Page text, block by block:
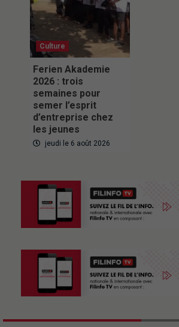
Culture
Ferien Akademie
2026 : trois
semaines pour
semer l’esprit
d’entreprise chez
les jeunes
jeudi le 6 août 2026